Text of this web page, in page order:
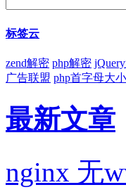
标签云
zend解密 php解密
广告联盟 php首字母大
最新文章
nginx 无